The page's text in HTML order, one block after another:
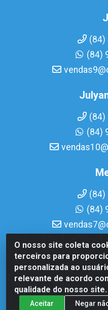
O nosso site coleta
terceiros para
personalizada ao
relevante de acordo
qualidade do nosso site.
Aceitar Negar
(84)
(84)
(84)
(84)
(84)
(84)
Casa Norte LTDA - Av.
Dix-Sept Rosado,